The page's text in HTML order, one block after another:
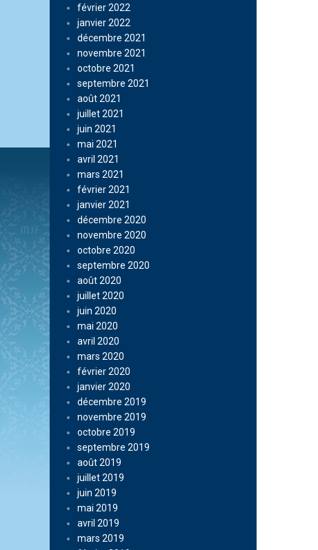
février 2022
janvier 2022
décembre 2021
novembre 2021
octobre 2021
septembre 2021
août 2021
juillet 2021
juin 2021
mai 2021
avril 2021
mars 2021
février 2021
janvier 2021
décembre 2020
novembre 2020
octobre 2020
septembre 2020
août 2020
juillet 2020
juin 2020
mai 2020
avril 2020
mars 2020
février 2020
janvier 2020
décembre 2019
novembre 2019
octobre 2019
septembre 2019
août 2019
juillet 2019
juin 2019
mai 2019
avril 2019
mars 2019